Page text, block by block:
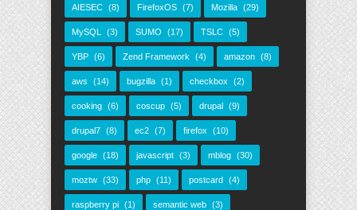
AIESEC (8) FirefoxOS (7) Mozilla (29)
MySQL (3) SUMO (17) TSLC (5)
YBP (6) Zend Framework (4) amazon (8)
aws (14) bugzilla (1) checkbox (2)
cooking (6) coscup (5) drupal (9)
drupal7 (8) ec2 (7) firefox (10)
google (18) javascript (3) mblog (30)
moztw (33) php (11) postcard (4)
raspberry pi (1) semantic web (3)